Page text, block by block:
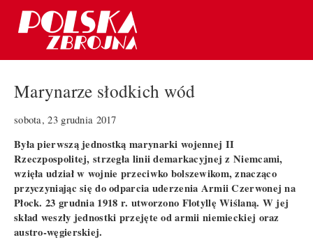
Marynarze słodkich wód
sobota, 23 grudnia 2017
Była pierwszą jednostką marynarki wojennej II
Rzeczpospolitej, strzegła linii demarkacyjnej z Niemcami,
wzięła udział w wojnie przeciwko bolszewikom, znacząco
przyczyniając się do odparcia uderzenia Armii Czerwonej na
Płock. 23 grudnia 1918 r. utworzono Flotyllę Wiślaną. W jej
skład weszły jednostki przejęte od armii niemieckiej oraz
austro-węgierskiej.